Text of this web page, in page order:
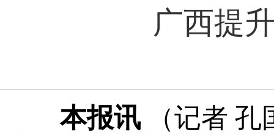
广西提
本报讯 （记者